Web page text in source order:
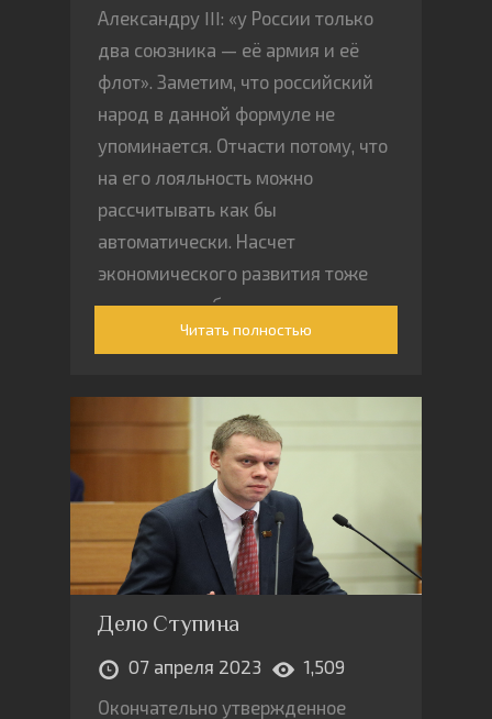
Александру III: «у России только
два союзника — её армия и её
флот». Заметим, что российский
народ в данной формуле не
упоминается. Отчасти потому, что
на его лояльность можно
рассчитывать как бы
автоматически. Насчет
экономического развития тоже
можно не особенно
заморачиваться. Если у нас есть
экономика?
Читать полностью
Дело Ступина
07 апреля 2023
1,509
Окончательно утвержденное